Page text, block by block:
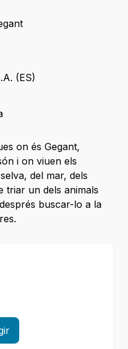
(ES)
on és Gegant,
i on viuen els
del mar, dels
triar un dels animals
buscar-lo a la